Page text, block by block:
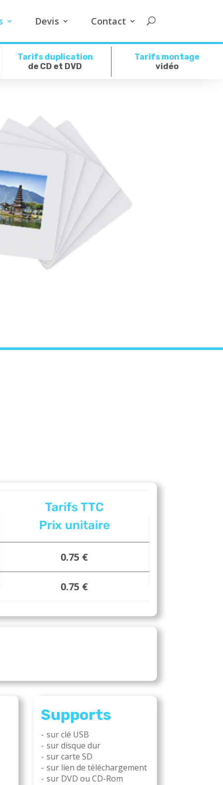
Devis Contact
Tarifs duplication
de CD et DVD
Tarifs montage
vidéo
Tarifs TTC
Prix unitaire
0.75 €
0.75 €
Supports
sur clé USB
sur disque dur
sur carte SD
sur lien de téléchargement
sur DVD ou CD-Rom